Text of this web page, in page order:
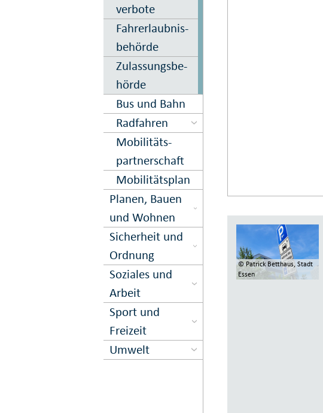
verbote
Fahr­erlaub­nis­
be­hörde
Zu­lassungs­be­
hörde
Bus und Bahn
Rad­fahren
Mobilitäts­
partner­schaft
Mobilitäts­plan
Planen, Bauen
und Wohnen
Sicher­heit und
Ord­nung
Soziales und
Arbeit
Sport und
Freizeit
Umwelt
© Patrick Betthaus, Stadt
Essen